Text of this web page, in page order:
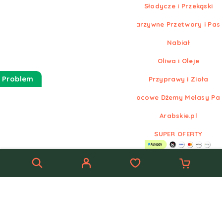
Słodycze i Przekąski
Warzywne Przetwory i
Nabiał
Oliwa i Oleje
Przyprawy i Zioła
Owocowe Dżemy Melasy
Arabskie.pl
SUPER OFERTY
Arabskie.pl
Problem